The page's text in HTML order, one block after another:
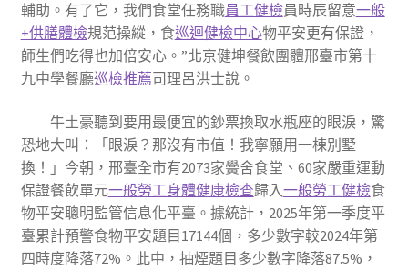
輔助。有了它，我們食堂任務職員工健檢員時辰留意一般
+供膳體檢規范操縱，食巡迴健檢中心物平安更有保證，
師生們吃得也加倍安心。”北京健坤餐飲團體邢臺市第十
九中學餐廳巡檢推薦司理呂洪士說。
牛土豪聽到要用最便宜的鈔票換取水瓶座的眼淚，驚
恐地大叫：「眼淚？那沒有市值！我寧願用一棟別墅
換！」今朝，邢臺全市有2073家黌舍食堂、60家嚴重運動
保證餐飲單元一般勞工身體健康檢查歸入一般勞工健檢食
物平安聰明監管信息化平臺。據統計，2025年第一季度平
臺累計預警食物平安題目17144個，多少數字較2024年第
四時度降落72%。此中，抽煙題目多少數字降落87.5%，